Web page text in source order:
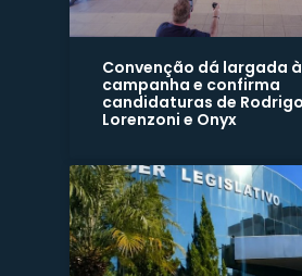
Convenção dá largada à
campanha e confirma
candidaturas de Rodrigo
Lorenzoni e Onyx